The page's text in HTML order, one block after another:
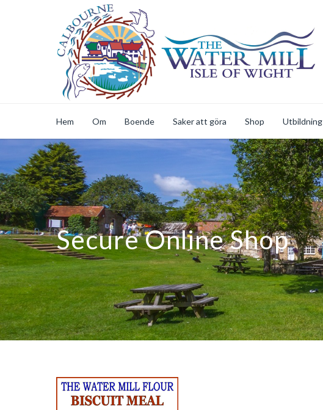
Hem Om Boende Saker att göra Shop Utbildning
Secure Online Shop